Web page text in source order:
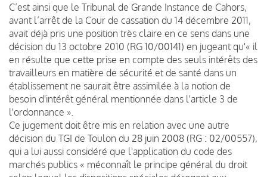
C’est ainsi que le Tribunal de Grande Instance de Cahors,
avant l’arrêt de la Cour de cassation du 14 décembre 2011,
avait déjà pris une position très claire en ce sens dans une
décision du 13 octobre 2010 (RG 10/00141) en jugeant qu'« il
en résulte que cette prise en compte des seuls intérêts des
travailleurs en matière de sécurité et de santé dans un
établissement ne saurait être assimilée à la notion de
besoin d'intérêt général mentionnée dans l'article 3 de
l'ordonnance ».
Ce jugement doit être mis en relation avec une autre
décision du TGI de Toulon du 28 juin 2008 (RG : 02/00557),
qui a lui aussi considéré que l'application du code des
marchés publics « méconnaît le principe général du droit